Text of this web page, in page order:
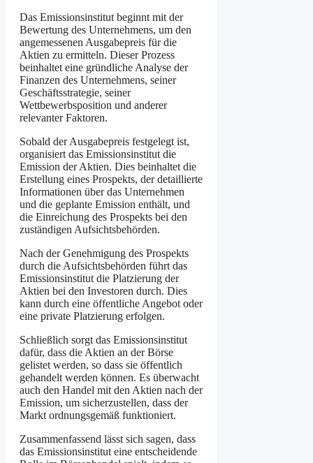
Das Emissionsinstitut beginnt mit der
Bewertung des Unternehmens, um den
angemessenen Ausgabepreis für die
Aktien zu ermitteln. Dieser Prozess
beinhaltet eine gründliche Analyse der
Finanzen des Unternehmens, seiner
Geschäftsstrategie, seiner
Wettbewerbsposition und anderer
relevanter Faktoren.
Sobald der Ausgabepreis festgelegt ist,
organisiert das Emissionsinstitut die
Emission der Aktien. Dies beinhaltet die
Erstellung eines Prospekts, der detaillierte
Informationen über das Unternehmen
und die geplante Emission enthält, und
die Einreichung des Prospekts bei den
zuständigen Aufsichtsbehörden.
Nach der Genehmigung des Prospekts
durch die Aufsichtsbehörden führt das
Emissionsinstitut die Platzierung der
Aktien bei den Investoren durch. Dies
kann durch eine öffentliche Angebot oder
eine private Platzierung erfolgen.
Schließlich sorgt das Emissionsinstitut
dafür, dass die Aktien an der Börse
gelistet werden, so dass sie öffentlich
gehandelt werden können. Es überwacht
auch den Handel mit den Aktien nach der
Emission, um sicherzustellen, dass der
Markt ordnungsgemäß funktioniert.
Zusammenfassend lässt sich sagen, dass
das Emissionsinstitut eine entscheidende